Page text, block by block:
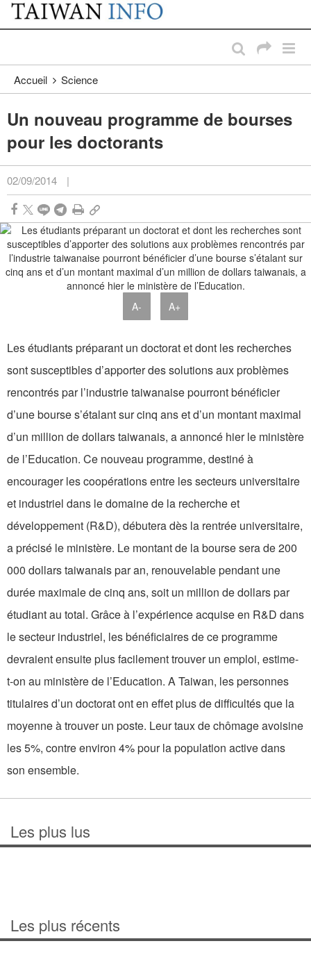
Passer au contenu principal
:::
Accueil Science
Un nouveau programme de bourses
pour les doctorants
02/09/2014 |
A- A+
Les étudiants préparant un doctorat et dont les recherches
sont susceptibles d’apporter des solutions aux problèmes
rencontrés par l’industrie taiwanaise pourront bénéficier
d’une bourse s’étalant sur cinq ans et d’un montant maximal
d’un million de dollars taiwanais, a annoncé hier le ministère
de l’Education. Ce nouveau programme, destiné à
encourager les coopérations entre les secteurs universitaire
et industriel dans le domaine de la recherche et
développement (R&D), débutera dès la rentrée universitaire,
a précisé le ministère. Le montant de la bourse sera de 200
000 dollars taiwanais par an, renouvelable pendant une
durée maximale de cinq ans, soit un million de dollars par
étudiant au total. Grâce à l’expérience acquise en R&D dans
le secteur industriel, les bénéficiaires de ce programme
devraient ensuite plus facilement trouver un emploi, estime-
t-on au ministère de l’Education. A Taiwan, les personnes
titulaires d’un doctorat ont en effet plus de difficultés que la
moyenne à trouver un poste. Leur taux de chômage avoisine
les 5%, contre environ 4% pour la population active dans
son ensemble.
Les plus lus
Les plus récents